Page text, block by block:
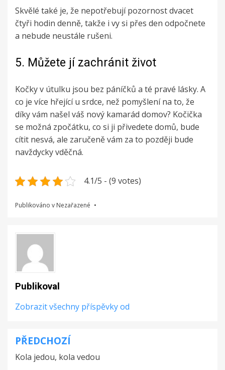
Skvělé také je, že nepotřebují pozornost dvacet
čtyři hodin denně, takže i vy si přes den odpočnete
a nebude neustále rušeni.
5. Můžete jí zachránit život
Kočky v útulku jsou bez páníčků a té pravé lásky. A
co je více hřející u srdce, než pomyšlení na to, že
díky vám našel váš nový kamarád domov? Kočička
se možná zpočátku, co si ji přivedete domů, bude
cítit nesvá, ale zaručeně vám za to později bude
navždycky vděčná.
4.1/5 - (9 votes)
Publikováno v Nezařazené
Publikoval
Zobrazit všechny příspěvky od
Navigace
pro
PŘEDCHOZÍ
Kola jedou, kola vedou